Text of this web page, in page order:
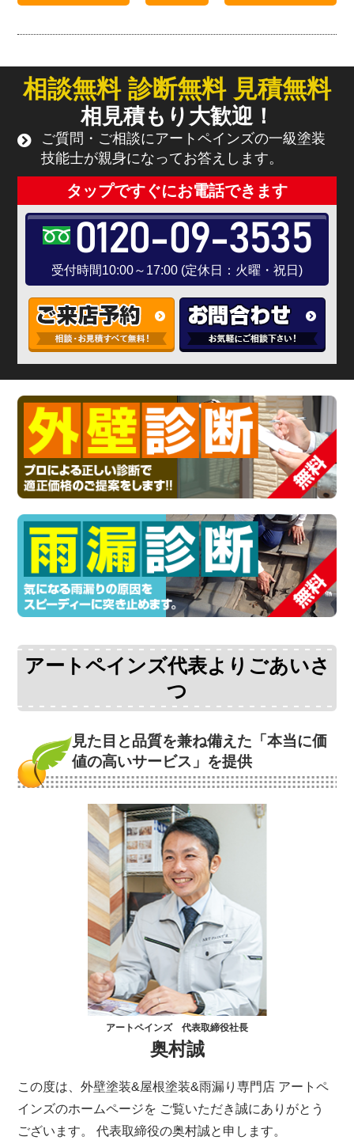
相談無料 診断無料 見積無料
相見積もり大歓迎！
ご質問・ご相談にアートペインズの一級塗装
技能士が親身になってお答えします。
タップですぐにお電話できます
0120-09-3535
受付時間10:00～17:00 (定休日：火曜・祝日)
アートペインズ代表よりごあいさ
つ
見た目と品質を兼ね備えた 「本当に価
値の高いサービス」を提供
アートペインズ 代表取締役社長
奥村誠
この度は、外壁塗装&屋根塗装&雨漏り専門店 アートペ
インズのホームページを ご覧いただき誠にありがとう
ございます。 代表取締役の奥村誠と申します。